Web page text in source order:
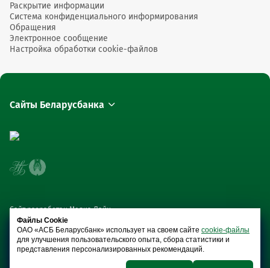
Раскрытие информации
Система конфиденциального информирования
Обращения
Электронное сообщение
Настройка обработки cookie-файлов
Сайты Беларусбанка
Сайт разработан Медиа Лайн
Файлы Cookie
ОАО «АСБ Беларусбанк» использует на своем сайте cookie-файлы
для улучшения пользовательского опыта, сбора статистики и
представления персонализированных рекомендаций.